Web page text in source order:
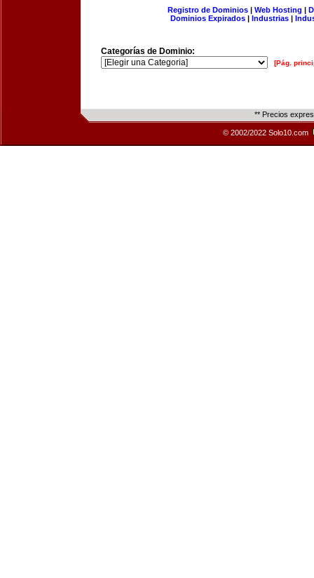
Registro de Dominios| Web Hosting |
Dominios Expirados | Industrias |
Categorías de Dominio:
[Pág.
** Precios
© 2002/2022 Solo10.com